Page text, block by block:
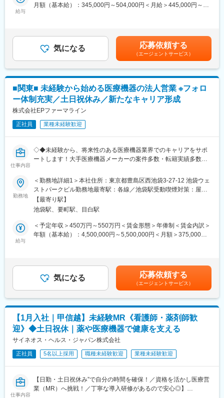
わせて行う、MR認定試験に100％を担保する対策講座がありま
・現場配属後も、担当SVと月1回以上の面談を設けており、成果
を出すためのフォロー体制を整えております。
★入社同期がいるため、一緒に頑張れる環境です！専門性の高い
営業職が目指せます。
■長く働ける◎働きやすい環境：
・土日祝休／年間休日122日
・長期休暇が取りやすい！（連続休暇の取得を奨励しています）
・有給取得率：70％以上
■福利厚生（転勤を伴う場合）：
・住居契約初期経費：会社負担（上限設定あり）
・入居時の引越し費用：会社負担（会社指定業者）
変更の範囲：会社の定める業務
・新薬のプロモーション
※プロジェクトマネージャー、スーパーバイザー(SV)より、日々の
活動についてフォローを受けられる環境です。全国にSVを配置
し、素早くフォローができる体制をとっています。
■キャリアパス：コントラクトMRとしての働き方以外にも、スキ
ルアップを図りプロジェクトマネージャー等のマネジメント業
務、あるいは本社スタッフとしてMR経験を活かした業務に就くな
どのキャリアパスもございます。
■特徴：
(1)充実した教育体制：
・製品研修（約2週間～2ヶ月、プロジェクトによる）：入社オリ
・継続教育：APS COLLEGEという当社オリジナルの教育システ
ムがございます。まず、G（ジェネラル）MRとして基礎を身に着
て「医療経営士」の取得を目指していただくことも可能です。
(2)プロジェクトマネジメント体制：プロジェクトマネージャー、
スーパーバイザーが日々の活動をフォローします。定期的な連絡
や面談のほか、必要に応じて素早くバックアップに入るなど、MR
として結果を出せるように万全のサポート体制を整えています。
(3)豊富なプロジェクト数、50社を超える多数の取引メーカー：同
業他社と比較しても、多くのプロジェクト数があり、様々なご経
・入社3年目（MR経験者）28歳：642万（月給＋日当＋住宅手
当）
・入社5年目（MR経験者）33歳：712万（月給＋日当＋住宅手
変更の範囲：会社の定める業務
給与
月額（基本給）：345,000円～504,000円＜月給＞445,000円～
す。※その他の手当は「待遇・福利厚生」欄をご参照ください。昇
給：年1回★頑張りに応じて年収UP★赴任先の評価次第で大幅に
年収をUPできます。（年2回業績給改定）賃金はあくまでも目安
の金額であり、選考を通じて上下する可能性があります。月給(月
額)は固定手当を含めた表記です。
気になる 応募依頼する
（エージェントサービス）
■関東■ 未経験から始める医療機器の法人営業 ※フォロ
ー体制充実／土日祝休み／新たなキャリア形成
株式会社EPファーマライン
正社員 業種未経験歓迎
仕事内容
◇◆未経験から、将来性のある医療機器業界でのキャリアをサポ
ートします！大手医療機器メーカーの案件多数・転籍実績多数
【はじめに／CSOとは】
EPファーマラインは「CSO業界」の中でも医療機器業界に特化し
た事業を展開している、国内でも数少ない大手企業です！CSO事
業とは、クライアントである国内の医療機器メーカーの営業機能
を一部EPファーマラインにて代行するサービスのことで、今回の
募集ではEPファーマラインの正社員として入社いただき、提携し
病院の医師や看護師、臨床工学技士などの医療従事者対し、情報
提供と提案営業を担当頂きます！基本的には既存顧客向けのルー
ト営業がメイン(一部新規あり)で、直行直帰の勤務が多く、自身で
多くの方が未経験からキャリアチェンジをされておりますが、医
療機器の使用方法の提案から、治療現場でのサポートまで、一貫
して医療現場に携わることができ、非常に社会貢献性を感じられ
るお仕事です！
【EPファーマラインでキャリアを築くメリット】
■優良案件多数／メーカー転籍を支援
他社では見かけないような大手メーカーの案件や最先端製品の案
件を保有しています。また原則、将来的にクライアント先への転
籍も視野に入れた内容で案件を受注しています。(＝将来的に医療
勤務地
＜勤務地詳細1＞本社住所：東京都豊島区西池袋3-27-12 池袋ウェ
ストパークビル勤務地最寄駅：各線／池袋駅受動喫煙対策：屋内
全面禁煙＜勤務地詳細2＞関東エリア住所：東京都等、関東エリア
への配属予定となります。 受動喫煙対策：屋内全面禁煙変更の範
【最寄り駅】
池袋駅、要町駅、目白駅
給与
＜予定年収＞450万円～550万円＜賃金形態＞年俸制＜賃金内訳＞
年額（基本給）：4,500,000円～5,500,000円＜月額＞375,000円
気になる 応募依頼する
（エージェントサービス）
【1月入社｜甲信越】未経験MR《看護師・薬剤師歓
迎》◆土日祝休｜薬や医療機器で健康を支える
サイネオス・ヘルス・ジャパン株式会社
正社員 5名以上採用 職種未経験歓迎 業種未経験歓迎
仕事内容
【日勤・土日祝休み”で自分の時間を確保！／資格を活かし医療営
業（MR）へ挑戦！／丁寧な導入研修があるので安心◎】